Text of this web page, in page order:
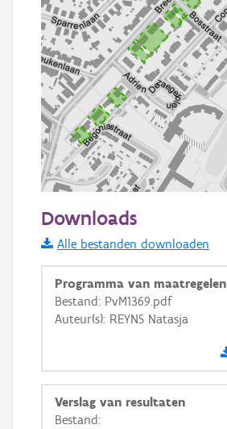
Informatie Vlaanderen
i
+ −
Downloads
Alle bestanden downloaden
Programma van maatregelen
Bestand: PvM1369.pdf
Auteur(s): REYNS Natasja
Verslag van resultaten
Bestand: